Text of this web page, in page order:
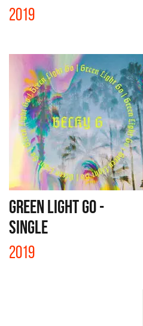
2019
GREEN LIGHT GO -
SINGLE
2019